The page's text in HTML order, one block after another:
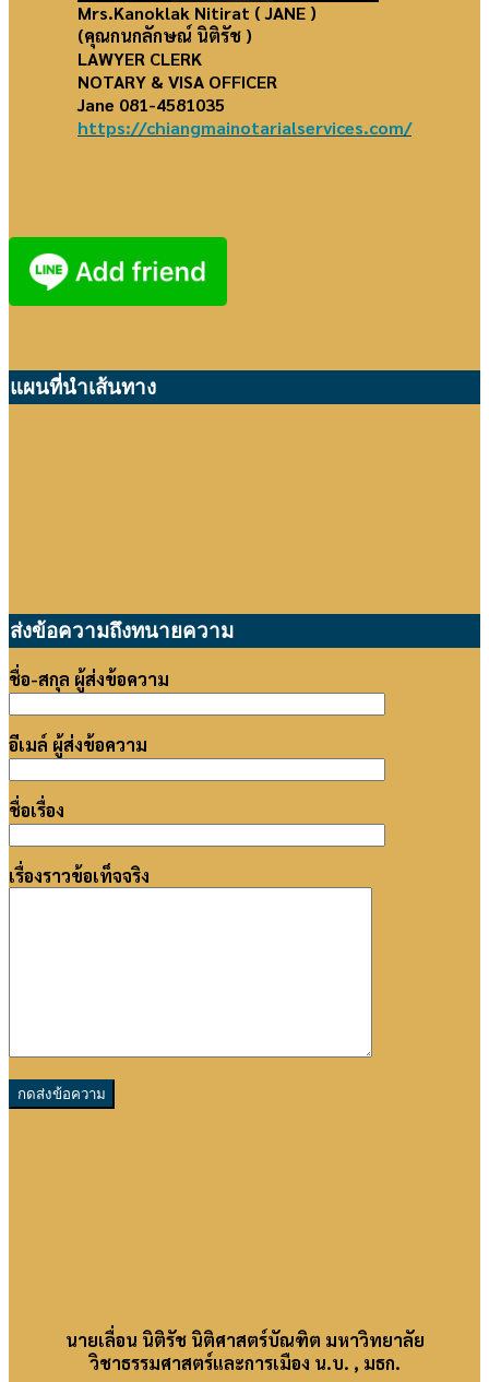
Mrs.Kanoklak Nitirat ( JANE )
(คุณกนกลักษณ์ นิติรัช )
LAWYER CLERK
NOTARY & VISA OFFICER
Jane 081-4581035
https://chiangmainotarialservices.com/
แผนที่นำเส้นทาง
ส่งข้อความถึงทนายความ
ชื่อ-สกุล ผู้ส่งข้อความ
อีเมล์ ผู้ส่งข้อความ
ชื่อเรื่อง
เรื่องราวข้อเท็จจริง
นายเลื่อน นิติรัช นิติศาสตร์บัณฑิต มหาวิทยาลัย
วิชาธรรมศาสตร์และการเมือง น.บ. , มธก.